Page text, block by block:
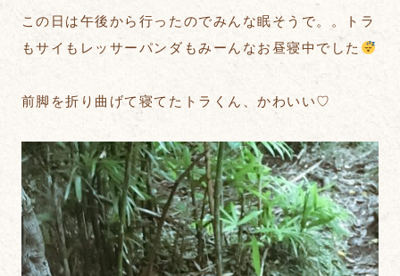
この日は午後から行ったのでみんな眠そうで。。トラ
もサイもレッサーパンダもみーんなお昼寝中でした
前脚を折り曲げて寝てたトラくん、かわいい♡